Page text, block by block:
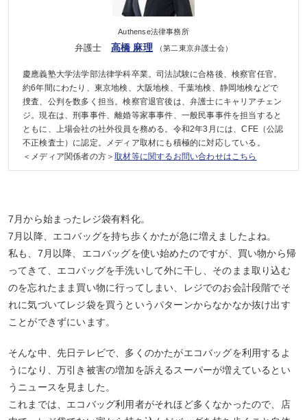
Authense法律事務所
弁護士 高橋 麻理 （第二東京弁護士会）
慶應義塾大学法学部法律学科卒業。司法試験に合格後、検察官任官。
約6年間にわたり、東京地検、大阪地検、千葉地検、静岡地検などで
捜査、公判を数多く担当。検察官退官後は、弁護士にキャリアチェン
ジ。現在は、刑事事件、離婚等家事事件、一般民事事件を担当すると
ともに、上場会社の社外役員を務める。令和2年3月には、CFE（公認
不正検査士）に認定。メディア取材にも積極的に対応している。
＜メディア関係者の方＞取材等に関するお問い合わせはこちら
7月から始まったレジ袋有料化。
7月以降、エコバッグを持ち歩くかたが急に増えましたよね。
私も、7月以降、エコバッグを使い始めたのですが、買い物から帰
ってきて、エコバッグを手洗いして外に干し、そのまま取り込む
のを忘れたまま買い物に行ってしまい、レジでのお会計段階でそ
れに気づいてレジ袋を買うというパターンからなかなか抜け出す
ことができずにいます。
そんな中、先日テレビで、多くのかたがエコバッグを利用するよ
うになり、万引き被害の増加を訴えるスーパーが増えているとい
うニュースを見ました。
これまでは、エコバッグ利用者がそれほど多くなかったので、店